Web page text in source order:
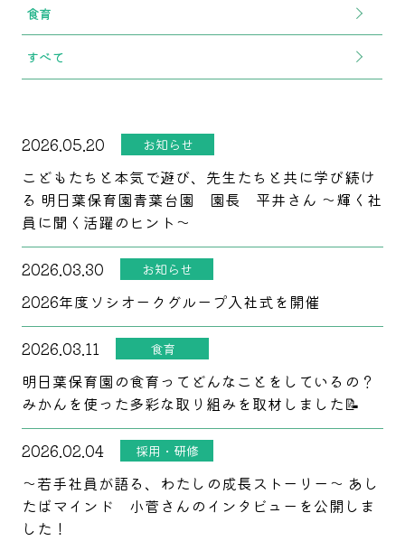
食育
すべて
2026.05.20 お知らせ
こどもたちと本気で遊び、先生たちと共に学び続け
る 明日葉保育園青葉台園 園長 平井さん ～輝く社
員に聞く活躍のヒント～
2026.03.30 お知らせ
2026年度ソシオークグループ入社式を開催
2026.03.11 食育
明日葉保育園の食育ってどんなことをしているの？
みかんを使った多彩な取り組みを取材しました📝
2026.02.04 採用・研修
～若手社員が語る、わたしの成長ストーリー～ あし
たばマインド 小菅さんのインタビューを公開しま
した！